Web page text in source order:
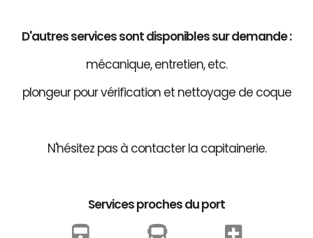
D'autres services sont disponibles sur demande :
mécanique, entretien, etc.
plongeur pour vérification et nettoyage de coque
N'hésitez pas à contacter la capitainerie.
Services proches du port